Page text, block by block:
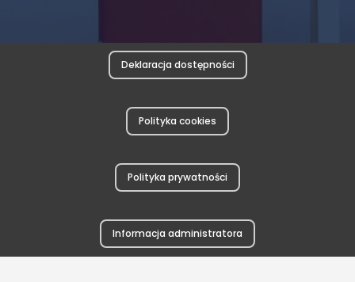
Deklaracja dostępności
Polityka cookies
Polityka prywatności
Informacja administratora